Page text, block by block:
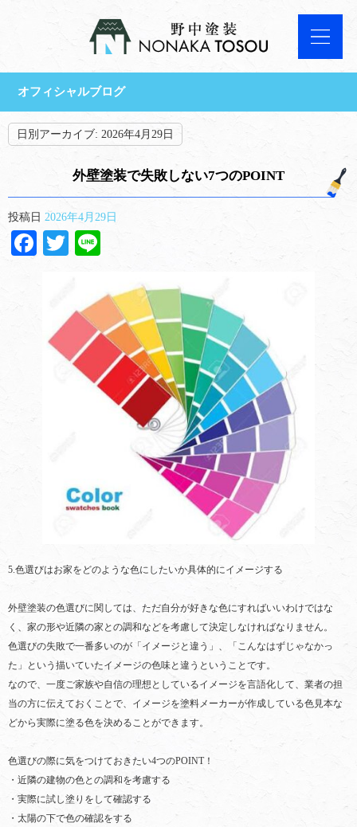
オフィシャルブログ
日別アーカイブ: 2026年4月29日
外壁塗装で失敗しない7つのPOINT
投稿日 2026年4月29日
Facebook
Twitter
5.色選びはお家をどのような色にしたいか具体的にイメージする
外壁塗装の色選びに関しては、ただ自分が好きな色にすればいいわけではな
く、家の形や近隣の家との調和などを考慮して決定しなければなりません。
色選びの失敗で一番多いのが「イメージと違う」、「こんなはずじゃなかっ
た」という描いていたイメージの色味と違うということです。
なので、一度ご家族や自信の理想としているイメージを言語化して、業者の担
当の方に伝えておくことで、イメージを塗料メーカーが作成している色見本な
どから実際に塗る色を決めることができます。
色選びの際に気をつけておきたい4つのPOINT！
・近隣の建物の色との調和を考慮する
・実際に試し塗りをして確認する
・太陽の下で色の確認をする